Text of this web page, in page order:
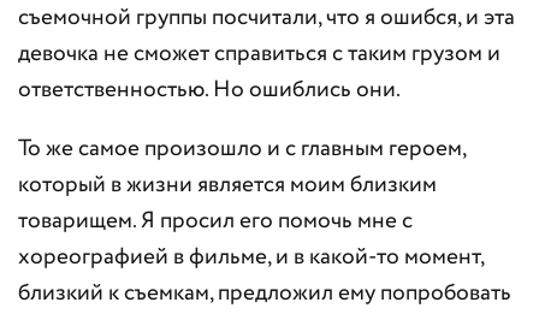
съемочной группы посчитали, что я ошибся, и эта
девочка не сможет справиться с таким грузом и
ответственностью. Но ошиблись они.
То же самое произошло и с главным героем,
который в жизни является моим близким
товарищем. Я просил его помочь мне с
хореографией в фильме, и в какой-то момент,
близкий к съемкам, предложил ему попробовать